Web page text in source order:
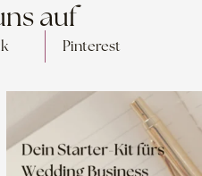
auf
Pinterest